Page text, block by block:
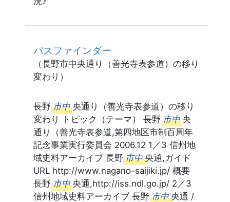
パスファインダー
（長野市中央通り（善光寺表参道）の移り
変わり）
長野 市中 央通り（善光寺表参道）の移り
変わり トピック（テーマ） 長野 市中 央
通り（善光寺表参道,第四地区市制百周年
記念事業実行委員会 2006.12 1／3 信州地
域史料アーカイブ 長野 市中 央通,ガイド
URL http://www.nagano-saijiki.jp/ 概要
長野 市中 央通,http://iss.ndl.go.jp/ 2／3
信州地域史料アーカイブ 長野 市中 央通 /